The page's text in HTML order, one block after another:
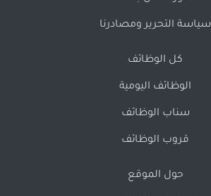
سياسة التحرير ومصادرنا
كل الوظائف
الوظائف اليومية
سناب الوظائف
قروب الوظائف
حول الموقع